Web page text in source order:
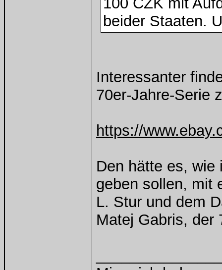
beider Staaten.
Interessanter
70er-Jahre-Serie
https://
Den hätte es,
geben sollen, mit
L. Stur und dem
Matej Gabris, der